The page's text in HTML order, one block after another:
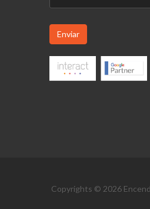
Enviar
Copyrights © 2026